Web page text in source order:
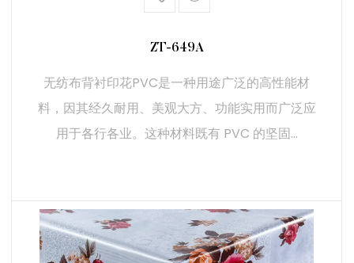
包，其可定制的设计和颜色可以提升室内空间的美观度。
以带来长期的成本节省。投资高质量的材料可以通过减少更
换和维护成本来获得回报。
- 高性价比：以合理的成本实现品质外观的可定制设计，使
ZT-649A
无纺布背衬印花PVC是一种用途广泛的高性能材
料，因其经久耐用、美观大方、功能实用而广泛应
用于各行各业。这种材料既有 PVC 的坚固...
阅读更多